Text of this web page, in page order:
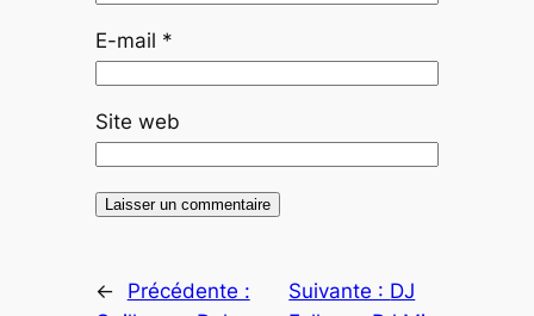
E-mail *
Site web
←
Précédente :
Suivante : DJ